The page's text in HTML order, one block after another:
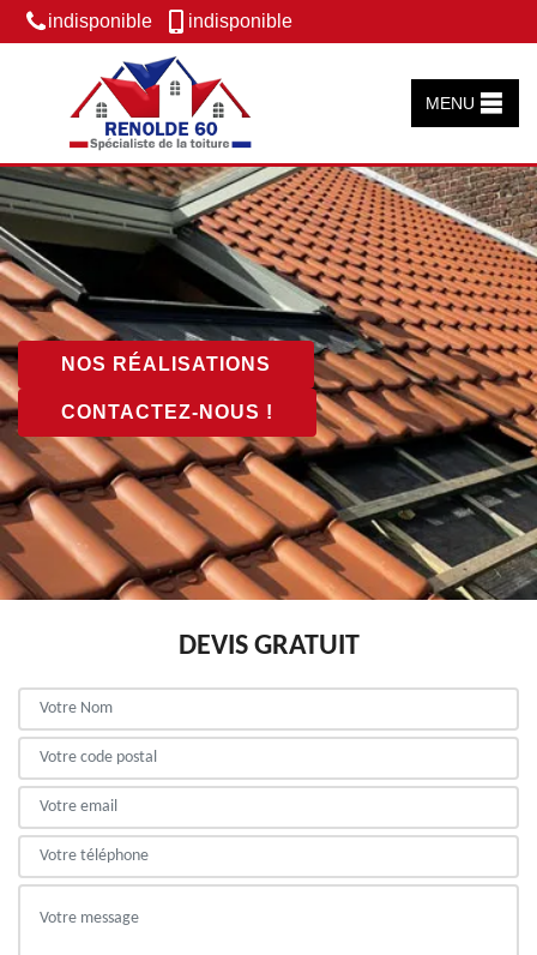
indisponible indisponible
MENU
NOS RÉALISATIONS
CONTACTEZ-NOUS !
DEVIS GRATUIT